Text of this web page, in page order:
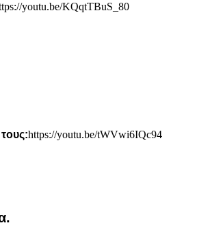
youtu.be/KQqtTBuS_80
https://youtu.be/tWVwi6IQc94